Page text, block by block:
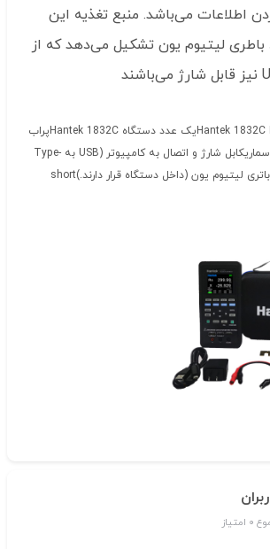
اطلاعات می‌باشد. منبع تغذیه این
باطری لیتیوم یون تشکیل می‌دهد که از
اقلام همراه Hantek 1832C LCR Meterیک عدد دستگاه Hantek 1832Cپراب
اندازه گیری با سری سوسماریکابل شارژ و اتصال به کامپیوتر (USB به Type-
C)شارژر 5 ولتی2 عدد باتری لیتیوم یون (داخل دستگاه قرار دارند.)short